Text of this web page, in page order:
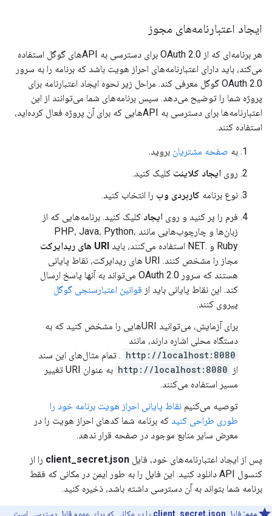
ایجاد اعتبارنامه‌های مجوز
هر برنامه‌ای که از OAuth 2.0 برای دسترسی به APIهای گوگل استفاده
می‌کند، باید دارای اعتبارنامه‌های احراز هویت باشد که برنامه را به سرور
OAuth 2.0 گوگل معرفی کند. مراحل زیر نحوه ایجاد اعتبارنامه برای
پروژه شما را توضیح می‌دهد. سپس برنامه‌های شما می‌توانند از این
اعتبارنامه‌ها برای دسترسی به APIهایی که برای آن پروژه فعال کرده‌اید،
استفاده کنند.
به صفحه مشتریان بروید.
روی ایجاد کلاینت کلیک کنید.
نوع برنامه کاربردی وب را انتخاب کنید.
فرم را پر کنید و روی ایجاد کلیک کنید. برنامه‌هایی که از
زبان‌ها و چارچوب‌هایی مانند PHP، Java، Python،
Ruby و .NET استفاده می‌کنند، باید
URI های ریدایرکت
مجاز را مشخص کنند. URI های ریدایرکت، نقاط پایانی
هستند که سرور OAuth 2.0 می‌تواند به آنها پاسخ ارسال
کند. این نقاط پایانی باید از قوانین اعتبارسنجی گوگل
پیروی کنند.
برای آزمایش، می‌توانید URIهایی را مشخص کنید که به
دستگاه محلی اشاره دارند، مانند
http://localhost:8080 . تمام مثال‌های این سند
از http://localhost:8080
به عنوان URI تغییر
مسیر استفاده می‌کنند.
توصیه می‌کنیم نقاط پایانی احراز هویت برنامه خود را
طوری طراحی کنید که برنامه شما کدهای احراز هویت را در
معرض سایر منابع موجود در صفحه قرار ندهد.
پس از ایجاد اعتبارنامه‌های خود، فایل client_secret.json را از
کنسول API دانلود کنید. این فایل را به طور ایمن در مکانی که فقط
برنامه شما بتواند به آن دسترسی داشته باشد، ذخیره کنید.
مهم: فایل client_secret.json را در مکانی که برای عموم قابل دسترسی است